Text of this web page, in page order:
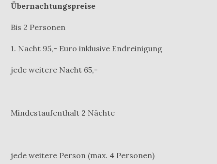
Übernachtungspreise
Bis 2 Personen
1. Nacht 95,- Euro inklusive Endreinigung
jede weitere Nacht 65,-
Mindestaufenthalt 2 Nächte
jede weitere Person (max. 4 Personen)